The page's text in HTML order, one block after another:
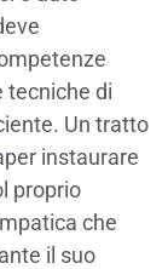
tecniche di
Un tratto
instaurare
proprio
che
il suo